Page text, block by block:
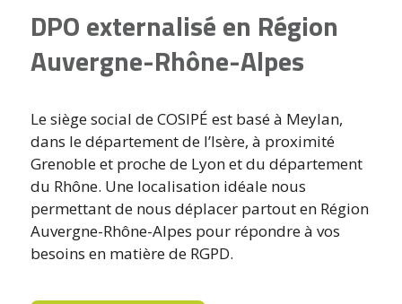
DPO externalisé en Région
Auvergne-Rhône-Alpes
Le siège social de COSIPÉ est basé à Meylan,
dans le département de l’Isère, à proximité
Grenoble et proche de Lyon et du département
du Rhône. Une localisation idéale nous
permettant de nous déplacer partout en Région
Auvergne-Rhône-Alpes pour répondre à vos
besoins en matière de RGPD.